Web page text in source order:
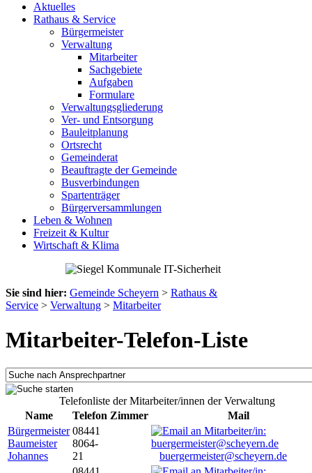
Aktuelles
Rathaus & Service
Bürgermeister
Verwaltung
Mitarbeiter
Sachgebiete
Aufgaben
Formulare
Verwaltungsgliederung
Ver- und Entsorgung
Bauleitplanung
Ortsrecht
Gemeinderat
Beauftragte der Gemeinde
Busverbindungen
Spartenträger
Bürgerversammlungen
Leben & Wohnen
Freizeit & Kultur
Wirtschaft & Klima
Sie sind hier: Gemeinde Scheyern > Rathaus &
Service > Verwaltung > Mitarbeiter
Mitarbeiter-Telefon-Liste
Telefonliste der Mitarbeiter/innen der Verwaltung
Name
Telefon Zimmer
Mail
Bürgermeister
Baumeister
Johannes
08441
8064-
21
buergermeister@scheyern.de